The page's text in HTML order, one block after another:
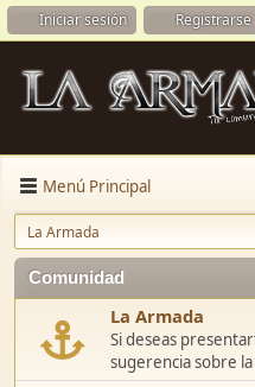
Iniciar sesión Registrarse
Menú Principal
La Armada
Comunidad
La Armada
Si deseas
sugerencia sobre